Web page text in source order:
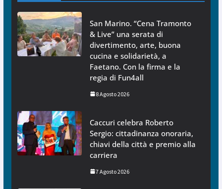
San Marino. “Cena Tramonto
& Live” una serata di
divertimento, arte, buona
cucina e solidarietà, a
Faetano. Con la firma e la
regia di Fun4all
8 Agosto 2026
Caccuri celebra Roberto
Sergio: cittadinanza onoraria,
chiavi della città e premio alla
carriera
7 Agosto 2026